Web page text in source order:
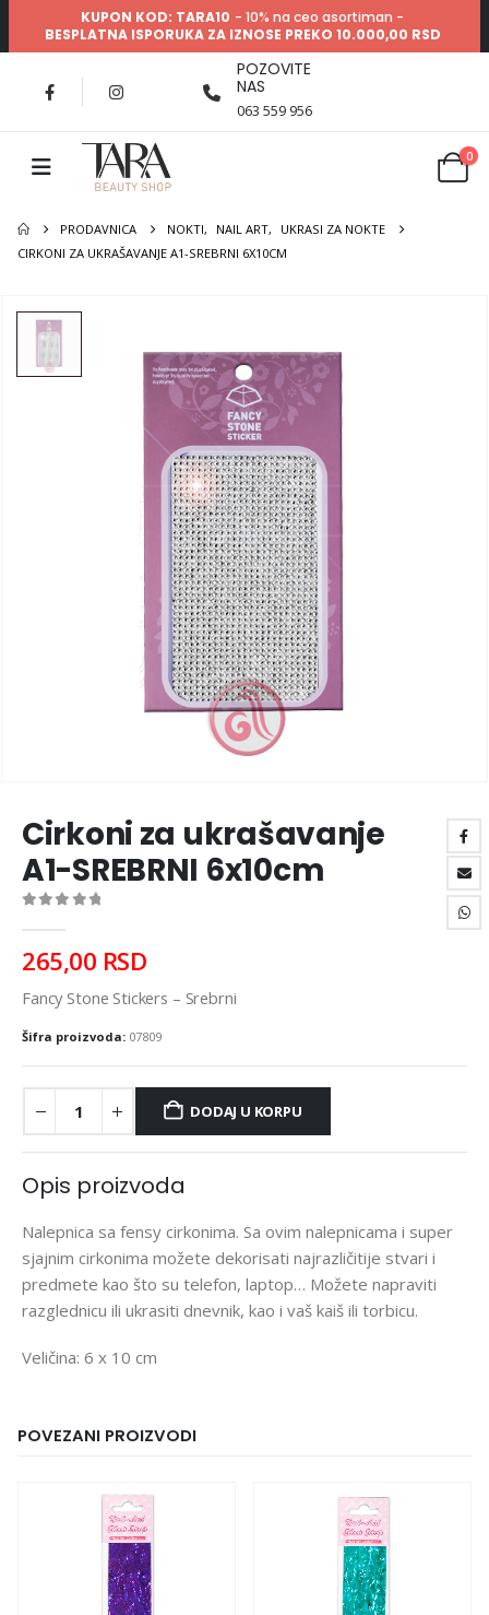
KUPON KOD: TARA10 - 10% na ceo asortiman -
BESPLATNA ISPORUKA ZA IZNOSE PREKO 10.000,00 RSD
POZOVITE
NAS
063 559 956
0
PRODAVNICA NOKTI, NAIL ART,
UKRASI ZA NOKTE
CIRKONI ZA UKRAŠAVANJE A1-SREBRNI 6X10CM
Cirkoni za ukrašavanje
A1-SREBRNI 6x10cm
265,00 RSD
Fancy Stone Stickers – Srebrni
Šifra proizvoda: 07809
DODAJ U KORPU
Opis proizvoda
Nalepnica sa fensy cirkonima. Sa ovim nalepnicama i super
sjajnim cirkonima možete dekorisati najrazličitije stvari i
predmete kao što su telefon, laptop… Možete napraviti
razglednicu ili ukrasiti dnevnik, kao i vaš kaiš ili torbicu.
Veličina: 6 x 10 cm
POVEZANI PROIZVODI